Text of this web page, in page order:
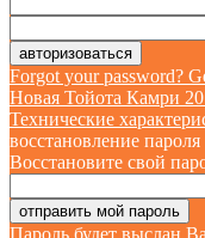
Forgot your password?
Новая Тойота Камри
Технические
восстановление пароля
Восстановите свой
Пароль будет выслан